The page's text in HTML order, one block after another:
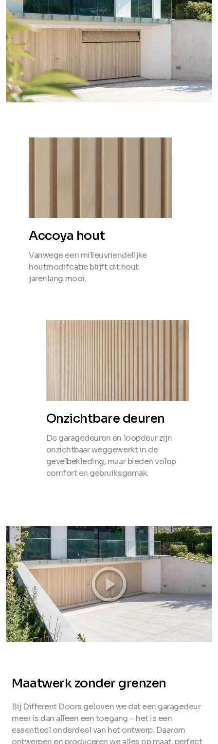
Accoya hout
Vanwege een milieuvriendelijke
houtmodifcatie blijft dit hout
jarenlang mooi.
Onzichtbare deuren
De garagedeuren en loopdeur zijn
onzichtbaar weggewerkt in de
gevelbekleding, maar bieden volop
comfort en gebruiksgemak.
Maatwerk zonder grenzen
Bij Different Doors geloven we dat een garagedeur
meer is dan alleen een toegang – het is een
essentieel onderdeel van het ontwerp. Daarom
ontwerpen en produceren we alles op maat, perfect